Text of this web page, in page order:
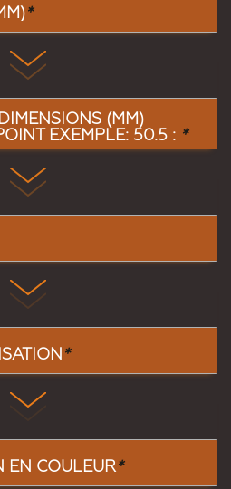
*
(MM)
EXEMPLE: 50.5 : *
*
EN COULEUR*